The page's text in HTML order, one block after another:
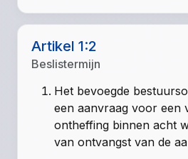
Artikel 1:2
Beslistermijn
Het bevoegde
een aanvraag voor een
ontheffing binnen acht
van ontvangst van de